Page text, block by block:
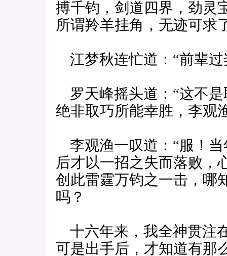
搏千钧，剑道四界，劲灵
所谓羚羊挂角，无迹可求
江梦秋连忙道：“前辈过
罗天峰摇头道：“这不
绝非取巧所能幸胜，李观
李观渔一叹道：“服！
后才以一招之失而落败，
创此雷霆万钧之一击，哪
吗？
十六年来，我全神贯注
可是出手后，才知道有